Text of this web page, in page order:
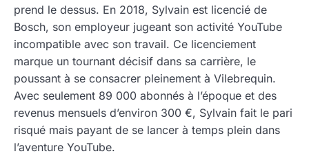
prend le dessus. En 2018, Sylvain est licencié de
Bosch, son employeur jugeant son activité YouTube
incompatible avec son travail. Ce licenciement
marque un tournant décisif dans sa carrière, le
poussant à se consacrer pleinement à Vilebrequin.
Avec seulement 89 000 abonnés à l’époque et des
revenus mensuels d’environ 300 €, Sylvain fait le pari
risqué mais payant de se lancer à temps plein dans
l’aventure YouTube.